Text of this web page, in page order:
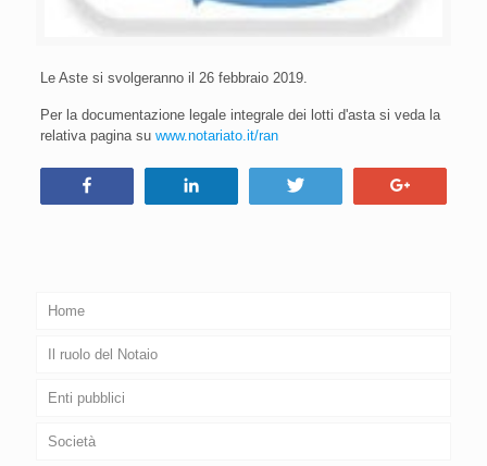
Le Aste si svolgeranno il 26 febbraio 2019.
Per la documentazione legale integrale dei lotti d'asta si veda la
relativa pagina su www.notariato.it/ran
Home
Il ruolo del Notaio
Enti pubblici
Società